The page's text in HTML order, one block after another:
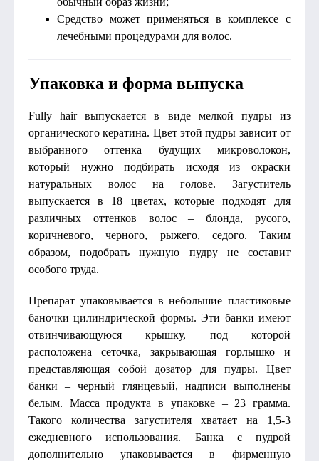
Средство может применяться в комплексе с
лечебными процедурами для волос.
Упаковка и форма выпуска
Fully hair выпускается в виде мелкой пудры из
органического кератина. Цвет этой пудры зависит от
выбранного оттенка будущих микроволокон,
который нужно подбирать исходя из окраски
натуральных волос на голове. Загуститель
выпускается в 18 цветах, которые подходят для
различных оттенков волос – блонда, русого,
коричневого, черного, рыжего, седого. Таким
образом, подобрать нужную пудру не составит
особого труда.
Препарат упаковывается в небольшие пластиковые
баночки цилиндрической формы. Эти банки имеют
отвинчивающуюся крышку, под которой
расположена сеточка, закрывающая горлышко и
представляющая собой дозатор для пудры. Цвет
банки – черный глянцевый, надписи выполнены
белым. Масса продукта в упаковке – 23 грамма.
Такого количества загустителя хватает на 1,5-3
ежедневного использования. Банка с пудрой
дополнительно упаковывается в фирменную